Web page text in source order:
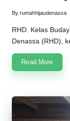
n
a
s
s
a
2
0
Posted
by
By rumahhijaudenassa
RHD. Kelas
Denassa (RHD),
Read More